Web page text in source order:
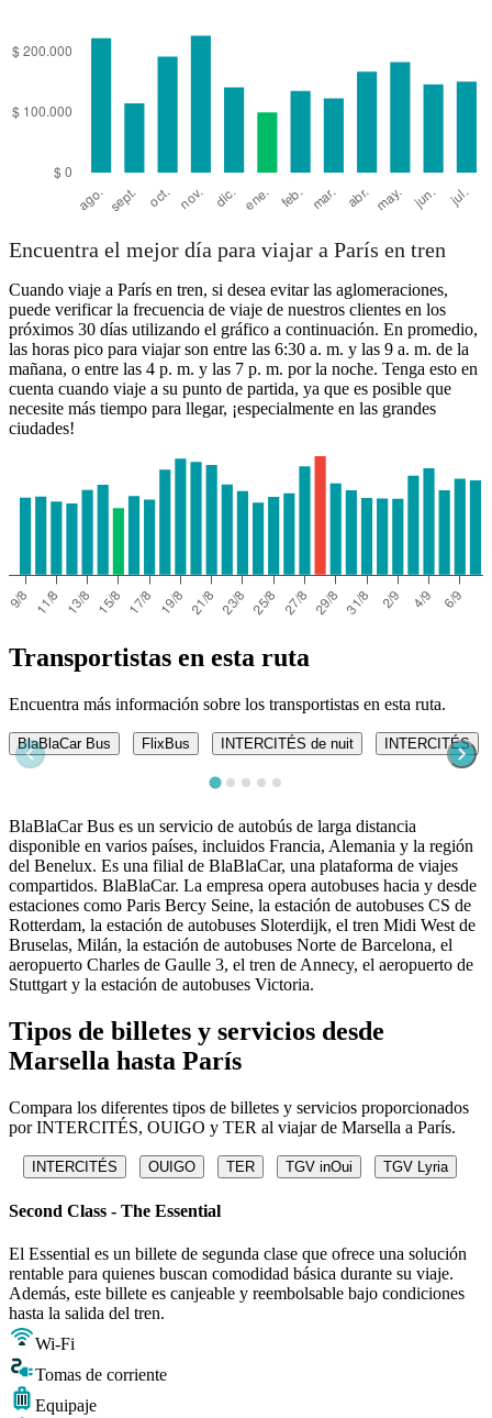
Encuentra el mejor día para viajar a París en tren
Cuando viaje a París en tren, si desea evitar las aglomeraciones,
puede verificar la frecuencia de viaje de nuestros clientes en los
próximos 30 días utilizando el gráfico a continuación. En promedio,
las horas pico para viajar son entre las 6:30 a. m. y las 9 a. m. de la
mañana, o entre las 4 p. m. y las 7 p. m. por la noche. Tenga esto en
cuenta cuando viaje a su punto de partida, ya que es posible que
necesite más tiempo para llegar, ¡especialmente en las grandes
ciudades!
Transportistas en esta ruta
Encuentra más información sobre los transportistas en esta ruta.
BlaBlaCar Bus FlixBus INTERCITÉS de nuit INTERCITÉS
BlaBlaCar Bus es un servicio de autobús de larga distancia
disponible en varios países, incluidos Francia, Alemania y la región
del Benelux. Es una filial de BlaBlaCar, una plataforma de viajes
compartidos. BlaBlaCar. La empresa opera autobuses hacia y desde
estaciones como Paris Bercy Seine, la estación de autobuses CS de
Rotterdam, la estación de autobuses Sloterdijk, el tren Midi West de
Bruselas, Milán, la estación de autobuses Norte de Barcelona, ​​el
aeropuerto Charles de Gaulle 3, el tren de Annecy, el aeropuerto de
Stuttgart y la estación de autobuses Victoria.
Tipos de billetes y servicios desde
Marsella hasta París
Compara los diferentes tipos de billetes y servicios proporcionados
por INTERCITÉS, OUIGO y TER al viajar de Marsella a París.
INTERCITÉS OUIGO TER TGV inOui TGV Lyria
Second Class - The Essential
El Essential es un billete de segunda clase que ofrece una solución
rentable para quienes buscan comodidad básica durante su viaje.
Además, este billete es canjeable y reembolsable bajo condiciones
hasta la salida del tren.
Wi-Fi
Tomas de corriente
Equipaje